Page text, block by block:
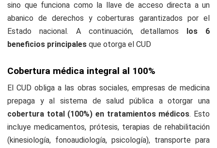
sino que funciona como la llave de acceso directa a un
abanico de derechos y coberturas garantizados por el
Estado nacional. A continuación, detallamos los 6
beneficios principales que otorga el CUD
Cobertura médica integral al 100%
El CUD obliga a las obras sociales, empresas de medicina
prepaga y al sistema de salud pública a otorgar una
cobertura total (100%) en tratamientos médicos. Esto
incluye medicamentos, prótesis, terapias de rehabilitación
(kinesiología, fonoaudiología, psicología), transporte para